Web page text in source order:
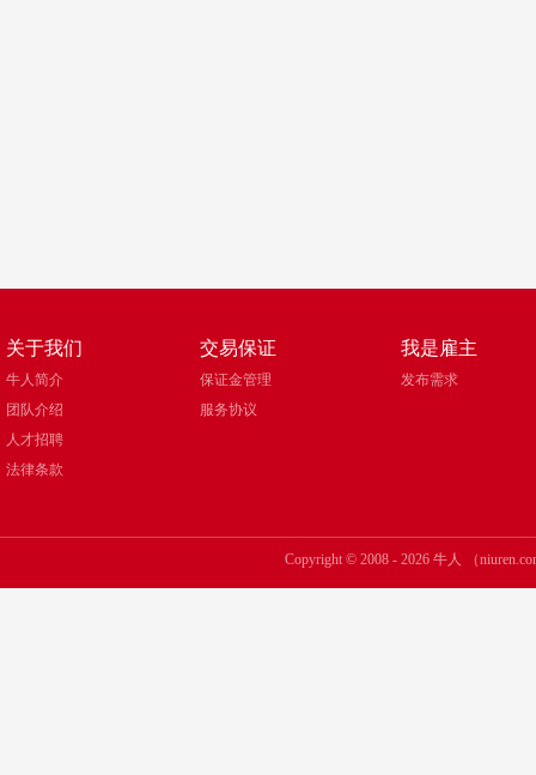
关于我们
牛人简介
团队介绍
人才招聘
法律条款
交易保证
保证金管理
服务协议
我是雇主
发布需求
Copyright © 2008 - 2026 牛人 （